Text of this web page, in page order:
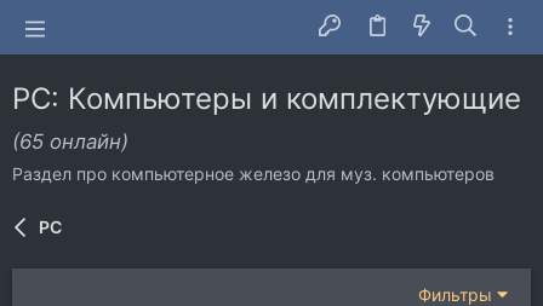
PC: Компьютеры и комплектующие
(65 онлайн)
Раздел про компьютерное железо для муз. компьютеров
PC
Фильтры